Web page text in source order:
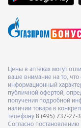
Цены в аптеках могут
ваше внимание на то, что
информационный
публичной офертой,
получения подробной
наличии товара в
телефону 8 (495) 737-27-
Согласно